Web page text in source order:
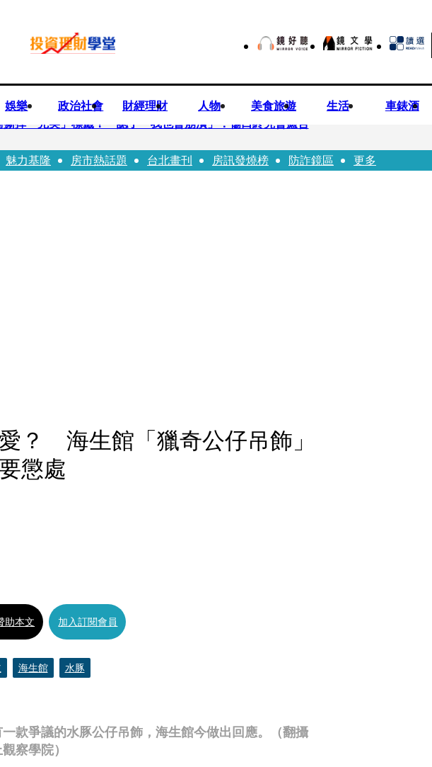
娛樂 政治社會 財經理財 人物 美食旅遊 生活 車錶酒
撕掉「完美」標籤！ 認了「我也會崩潰」：傷口終究會癒合
蘭達離婚奧蘭多布魯13年！ 罕談前夫「像哥哥一樣」曝相處模式
魅力基隆 房市熱話題 台北畫刊 房訊發燒榜 防詐鏡區 更多
？ 海生館「獵奇公仔吊飾」
懲處
款爭議的水豚公仔吊飾，海生館今做出回應。（翻攝
察學院）
助本文 加入訂閱會員
海生館 水豚